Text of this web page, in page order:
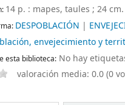
14 p. : mapes, taules ; 24 cm.
DESPOBLACIÓN |
envejecimiento y
esta biblioteca: No hay
valoración media: 0.0 (0